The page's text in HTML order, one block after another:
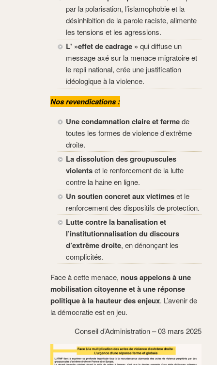
par la polarisation, l’islamophobie et la
désinhibition de la parole raciste, alimente
les tensions et les agressions.
L' »effet de cadrage » qui diffuse un
message axé sur la menace migratoire et
le repli national, crée une justification
idéologique à la violence.
Nos revendications :
Une condamnation claire et fermede
toutes les formes de violence d’extrême
droite.
La dissolution des groupuscules
violentset le renforcement de la lutte
contre la haine en ligne.
Un soutien concret aux victimeset le
renforcement des dispositifs de protection.
Lutte contre la banalisation et
l’institutionnalisation du discours
d’extrême droite, en dénonçant les
complicités.
Face à cette menace, nous appelons à une
mobilisation citoyenne et à une réponse
politique à la hauteur des enjeux. L’avenir de
la démocratie est en jeu.
Conseil d’Administration – 03 mars 2025